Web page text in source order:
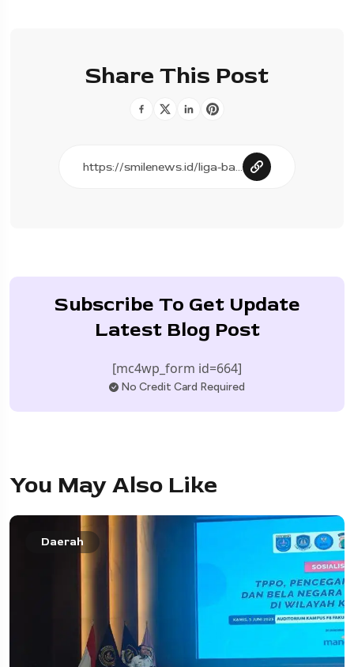
Share This Post
Subscribe To Get Update
Latest Blog Post
[mc4wp_form id=664]
No Credit Card Required
You May Also Like
Daerah